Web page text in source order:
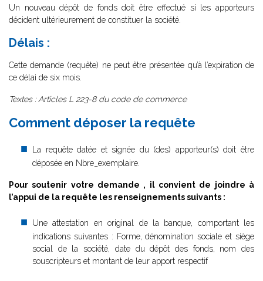
Un nouveau dépôt de fonds doit être effectué si les apporteurs
décident ultérieurement de constituer la société.
Délais :
Cette demande (requête) ne peut être présentée qu’à l’expiration de
ce délai de six mois.
Textes : Articles L 223-8 du code de commerce
Comment déposer la requête
La requête datée et signée du (des) apporteur(s) doit être
déposée en Nbre_exemplaire.
Pour soutenir votre demande , il convient de joindre à
l’appui de la requête les renseignements suivants :
Une attestation en original de la banque, comportant les
indications suivantes : Forme, dénomination sociale et siège
social de la société, date du dépôt des fonds, nom des
souscripteurs et montant de leur apport respectif